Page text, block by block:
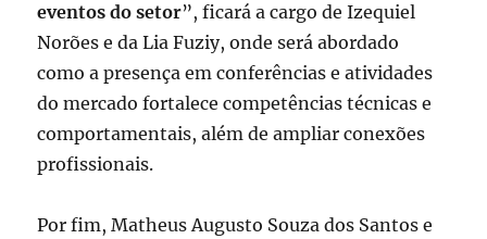
eventos do setor”, ficará a cargo de Izequiel
Norões e da Lia Fuziy, onde será abordado
como a presença em conferências e atividades
do mercado fortalece competências técnicas e
comportamentais, além de ampliar conexões
profissionais.
Por fim, Matheus Augusto Souza dos Santos e